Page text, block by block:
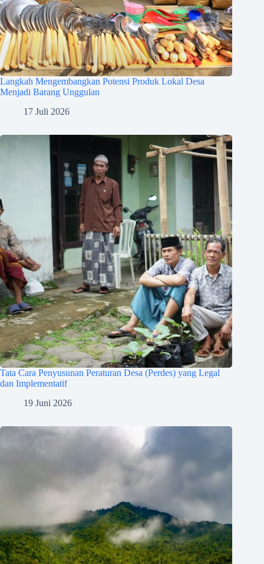
Langkah Mengembangkan Potensi Produk Lokal Desa
Menjadi Barang Unggulan
17 Juli 2026
Tata Cara Penyusunan Peraturan Desa (Perdes) yang Legal
dan Implementatif
19 Juni 2026